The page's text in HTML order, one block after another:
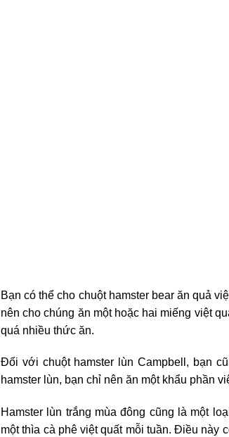
Bạn có thể cho chuột hamster bear ăn quả
nên cho chúng ăn một hoặc hai miếng việt
quá nhiều thức ăn.
Đối với chuột hamster lùn Campbell, bạn
hamster lùn, bạn chỉ nên ăn một khẩu phần
Hamster lùn trắng mùa đông cũng là một
một thìa cà phê việt quất mỗi tuần. Điều này